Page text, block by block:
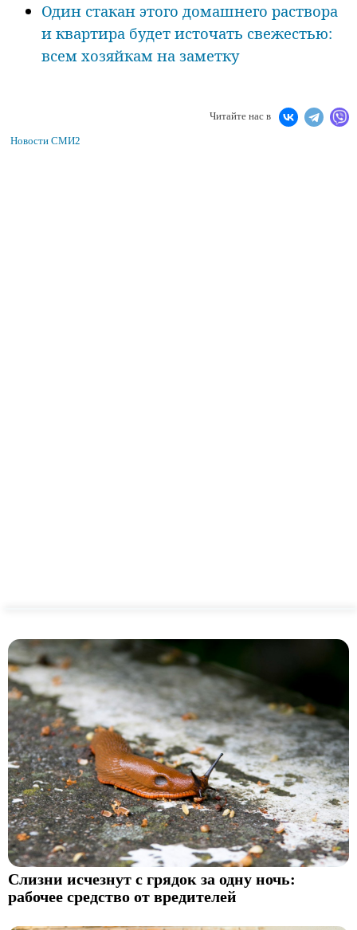
Один стакан этого домашнего раствора
и квартира будет источать свежестью:
всем хозяйкам на заметку
Читайте нас в
Новости СМИ2
Слизни исчезнут с грядок за одну ночь:
рабочее средство от вредителей